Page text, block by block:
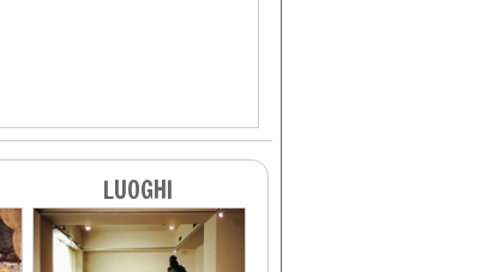
LUOGHI